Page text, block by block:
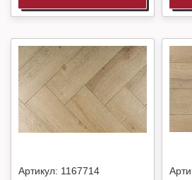
Артикул: 1167714